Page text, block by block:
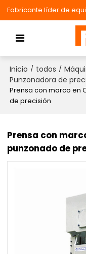
Fabricante líder de
Inicio / todos /
Punzonadora de
Prensa con marco en
de precisión
Prensa con
punzonado de